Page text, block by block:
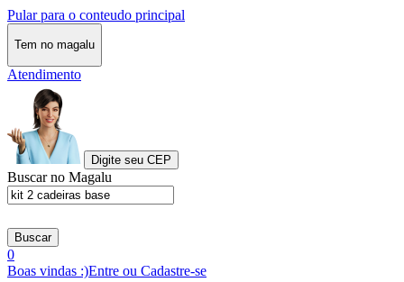
Pular para o conteudo principal
Tem no magalu
Atendimento
Digite seu CEP
Buscar no Magalu
Buscar
0
Boas vindas :)Entre ou Cadastre-se